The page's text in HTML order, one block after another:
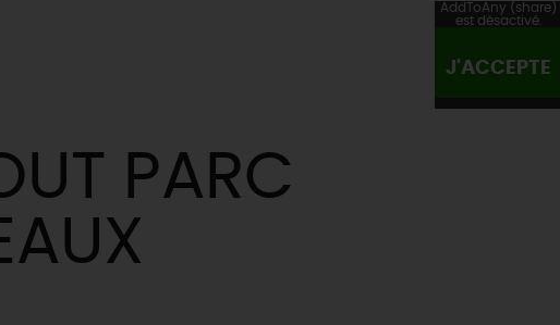
PARC
AddToAny (share)
est désactivé.
J'ACCEPTE